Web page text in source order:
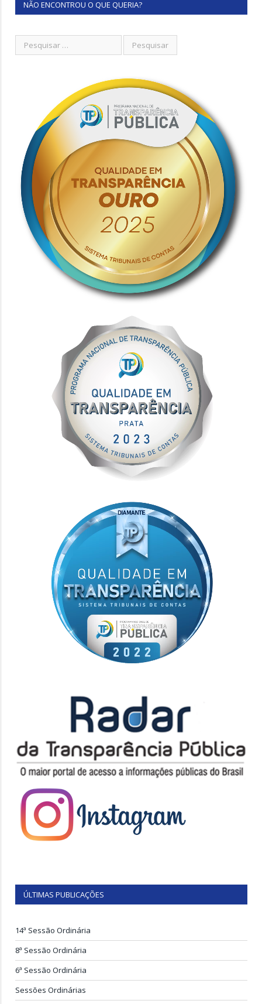
NÃO ENCONTROU O QUE QUERIA?
ÚLTIMAS PUBLICAÇÕES
14ª Sessão Ordinária
8ª Sessão Ordinária
6ª Sessão Ordinária
Sessões Ordinárias